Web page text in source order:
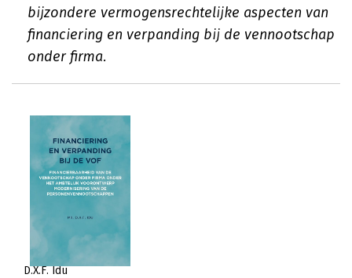
bijzondere vermogensrechtelijke aspecten van
financiering en verpanding bij de vennootschap
onder firma.
D.X.F. Idu